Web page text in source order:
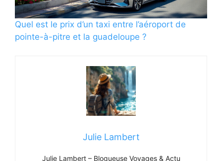
Quel est le prix d’un taxi entre l’aéroport de
pointe-à-pitre et la guadeloupe ?
Julie Lambert
Julie Lambert – Blogueuse Voyages & Actu